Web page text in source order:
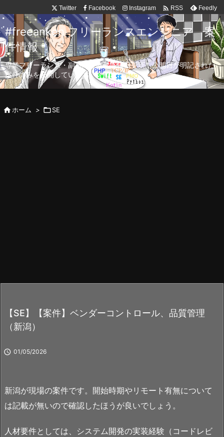
Twitter Facebook Instagram  RSS Feedly
#freeanken フリーランスエンジニア 案
件情報
専業フリーランス・副業向け案件を毎日更新！公開日が明記された
案件のみを公開しています。
ホーム > SE
【SE】【案件】ベンダーコントロール、品質管理
（新潟）
 01/05/2026
新潟が現場の案件です。開始時期やリモート有無について
は記載が無いので確認したほうが良いでしょう。
人材要件としては、システム開発の実装経験（コードレビ